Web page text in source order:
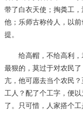
带了白衣天使；掏粪工
他；乐师古称伶人，以
提。
给高帽，不给高利
最狠的，莫过于对农民
亢，他可愿去当个农民
工人？配了个工字，便
了。只可惜，人家搭个